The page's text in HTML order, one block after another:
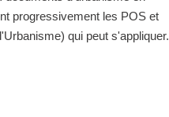
progressivement les POS et
qui peut s'appliquer.